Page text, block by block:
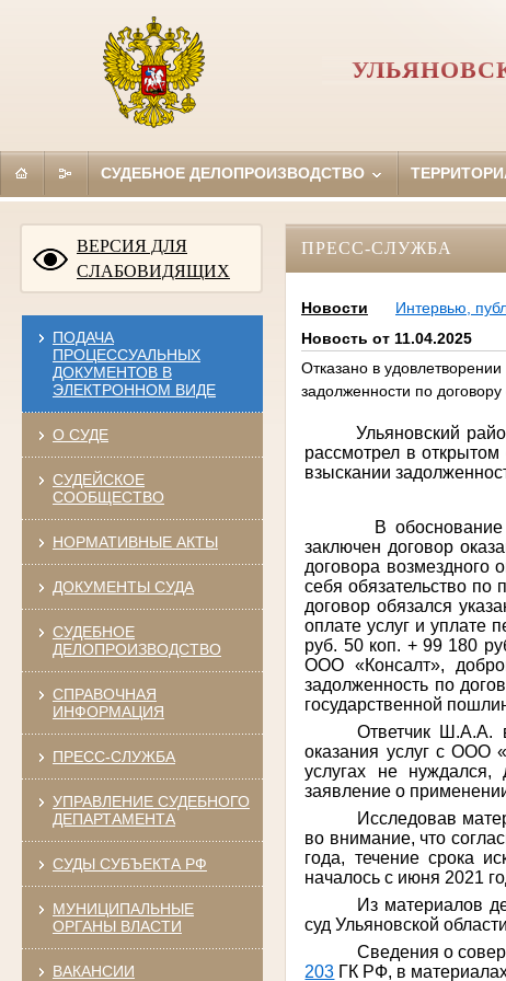
СУДЕБНОЕ ДЕЛОПРОИЗВОДСТВО
ВЕРСИЯ ДЛЯ
СЛАБОВИДЯЩИХ
ПОДАЧА
ПРОЦЕССУАЛЬНЫХ
ДОКУМЕНТОВ В
ЭЛЕКТРОННОМ ВИДЕ
О СУДЕ
СУДЕЙСКОЕ
СООБЩЕСТВО
НОРМАТИВНЫЕ АКТЫ
ДОКУМЕНТЫ СУДА
СУДЕБНОЕ
ДЕЛОПРОИЗВОДСТВО
СПРАВОЧНАЯ
ИНФОРМАЦИЯ
ПРЕСС-СЛУЖБА
УПРАВЛЕНИЕ СУДЕБНОГО
ДЕПАРТАМЕНТА
СУДЫ СУБЪЕКТА РФ
МУНИЦИПАЛЬНЫЕ
ОРГАНЫ ВЛАСТИ
ВАКАНСИИ
ПРЕСС-СЛУЖБА
Новости
Интервью,
Новость от 11.04.2025
Отказано в
задолженности по договору
Ульяновский
рассмотрел в
взыскании
В обоснование
заключен договор
договора возмездного
себя обязательство
договор обязался
оплате услуг и уплате
руб. 50 коп. + 99 180
ООО «Консалт»,
задолженность по
государственной
Ответчик Ш.А.А.
оказания услуг с ООО
услугах не нуждался,
заявление о
Исследовав
во внимание, что
года, течение срока
началось с июня 2021
Из материалов
суд Ульяновской
Сведения о
203 ГК РФ, в